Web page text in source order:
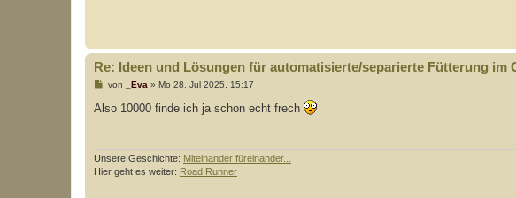
Re: Ideen und Lösungen für automatisierte/separierte Fütterung im
B
i
t
von _Eva » Mo 28. Jul 2025, 15:17
Also 10000 finde ich ja schon echt frech
Unsere Geschichte: Miteinander füreinander...
Hier geht es weiter: Road Runner